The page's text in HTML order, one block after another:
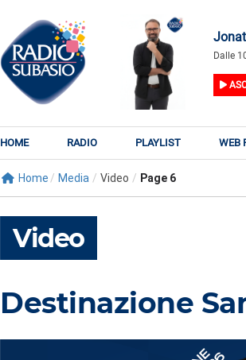
Dalle
HOME RADIO PLAYLIST WEB
Home / Media / Video / Page 6
Video
Destinazione
RADIO SUBY
KATY PERRY
Watch It Burn